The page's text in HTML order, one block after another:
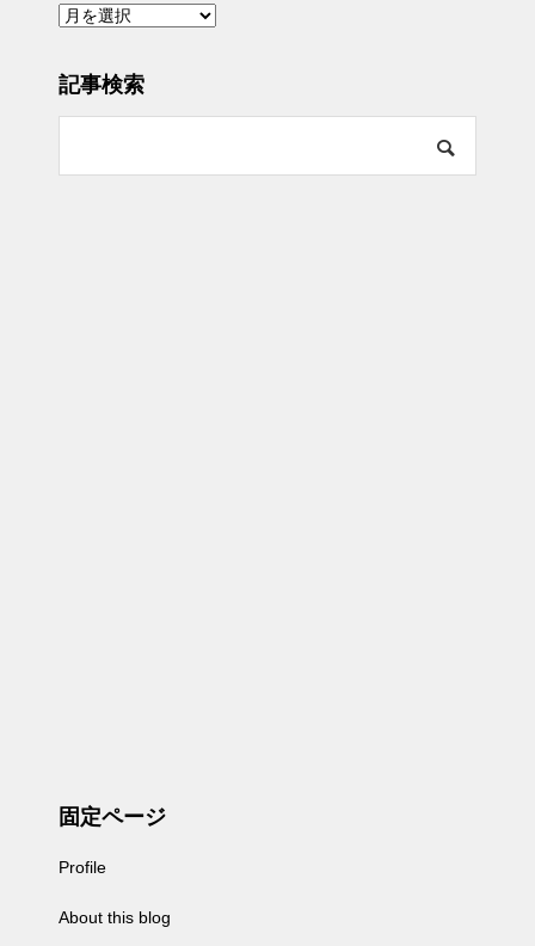
ア
ー
ブ
記事検索
固定ページ
Profile
About this blog